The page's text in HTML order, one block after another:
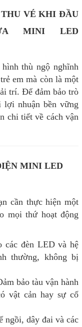
VÉ KHI ĐẦU
MINI LED
thù ngộ nghĩnh
em mà còn là một
trí. Để đảm bảo trò
lợi nhuận bền vững
chi tiết về cách vận
MINI LED
cần thực hiện một
mọi thứ hoạt động
các đèn LED và hệ
thường, không bị
bảo tàu vận hành
vật cản hay sự cố
ngồi, dây đai và các